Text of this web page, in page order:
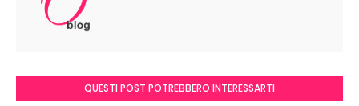
QUESTI POST POTREBBERO INTERESSARTI